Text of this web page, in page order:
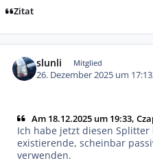
Zitat
slunli Mitglied
26. Dezember 2025 um 17:13
Am 18.12.2025 um 19:33,
Ich habe jetzt diesen
existierende, scheinbar
verwenden.